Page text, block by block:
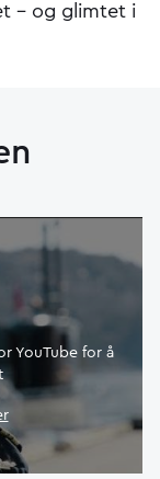
– og glimtet i
YouTube for å